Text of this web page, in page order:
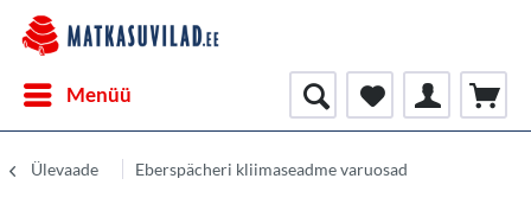
Menüü
Ülevaade Eberspächeri kliimaseadme varuosad